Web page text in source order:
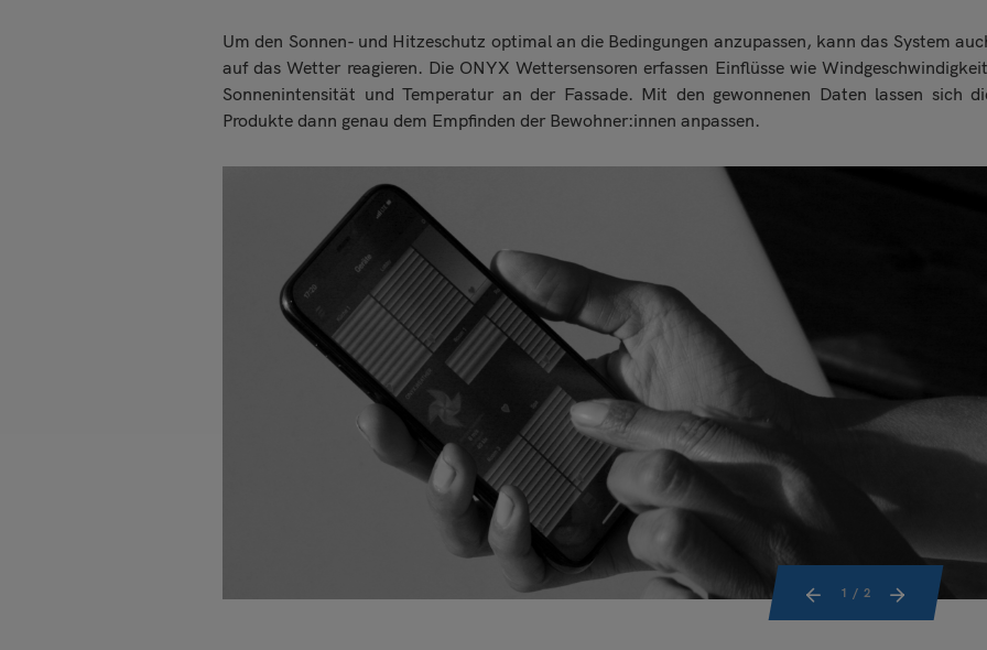
Um den Sonnen- und Hitzeschutz optimal an die Bedingungen anzupassen, kann das System
auf das Wetter reagieren. Die ONYX Wettersensoren erfassen Einflüsse wie
Sonnenintensität und Temperatur an der Fassade. Mit den gewonnenen Daten lassen sich
Produkte dann genau dem Empfinden der Bewohner:innen anpassen.
1 / 2